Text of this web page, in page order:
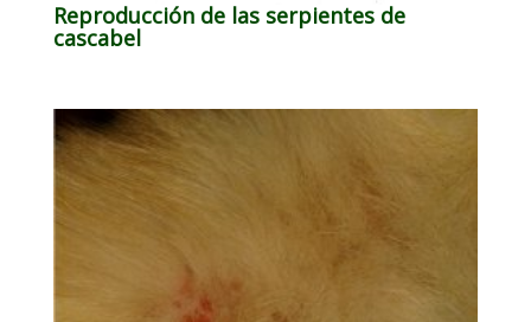
Reproducción de las serpientes de
cascabel